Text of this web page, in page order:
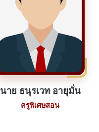
นาย ธนุรเวท อายุมั่น
ครูพิเศษสอน